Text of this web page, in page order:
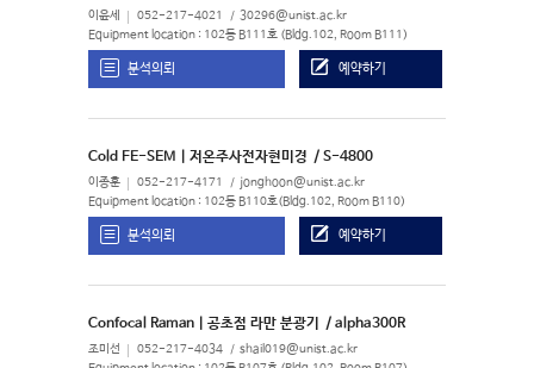
이윤세 052-217-4021 30296@unist.ac.kr
Equipment location : 102동 B111호 (Bldg.102, Room B111)
분석의뢰 예약하기
Cold FE-SEM | 저온주사전자현미경 / S-4800
이종훈 052-217-4171 jonghoon@unist.ac.kr
Equipment location : 102동 B110호(Bldg.102, Room B110)
분석의뢰 예약하기
Confocal Raman | 공초점 라만 분광기 / alpha300R
조미선 052-217-4034 shail019@unist.ac.kr